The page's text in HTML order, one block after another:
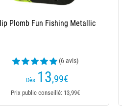
Clip Plomb Korda Safe Zone
(2 avis)
Dès 5,99€
Prix public conseillé: 5,99€